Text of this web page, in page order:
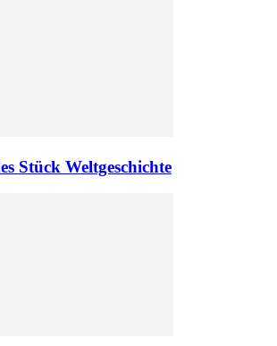
Stück Weltgeschichte